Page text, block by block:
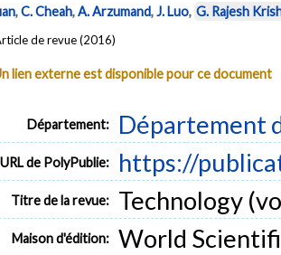
,C. Cheah,A. Arzumand,J. Luo, G. Rajesh
de revue (2016)
lien externe est disponible pour ce document
Département: Département
URL de PolyPublie: https://
Titre de la revue: Technology
Maison d'édition: World